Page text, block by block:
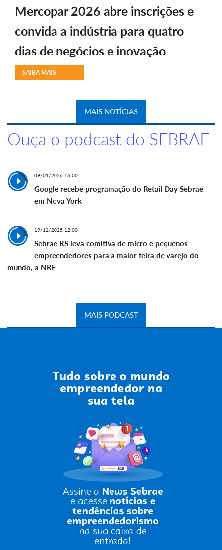
Mercopar 2026 abre inscrições e
convida a indústria para quatro
dias de negócios e inovação
SAIBA MAIS
MAIS NOTÍCIAS
Ouça o podcast do SEBRAE
09/01/2026 16:00
Google recebe programação do Retail Day Sebrae
em Nova York
19/12/2025 12:00
Sebrae RS leva comitiva de micro e pequenos
empreendedores para a maior feira de varejo do
mundo, a NRF
MAIS PODCAST